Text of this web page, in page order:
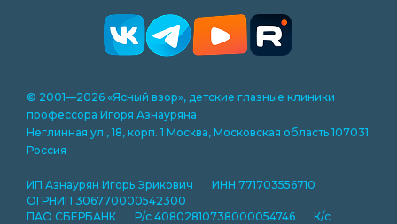
© 2001—2026 «Ясный взор», детские глазные клиники
профессора Игоря Азнауряна
Неглинная ул., 18, корп. 1 Москва, Московская область 107031
Россия
ИП Азнаурян Игорь Эрикович ИНН 771703556710
ОГРНИП 306770000542300
ПАО СБЕРБАНК Р/с 40802810738000054746 К/с